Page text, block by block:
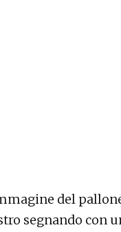
del
segnando con